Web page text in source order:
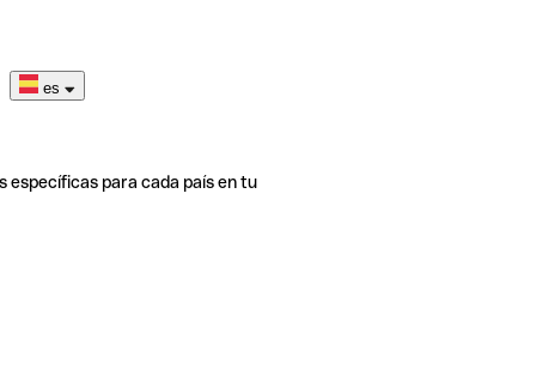
es
específicas para cada país en tu